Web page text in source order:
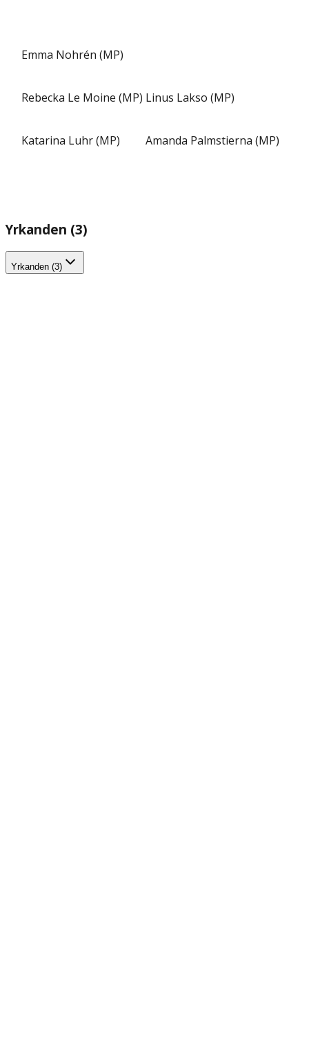
Emma Nohrén (MP)
Rebecka Le Moine (MP) Linus Lakso (MP)
Katarina Luhr (MP) Amanda Palmstierna (MP)
Yrkanden (3)
Yrkanden (3)